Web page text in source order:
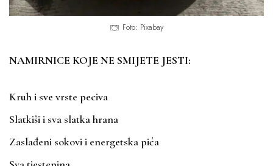
Foto: Pixabay
NAMIRNICE KOJE NE SMIJETE JESTI:
Kruh i sve vrste peciva
Slatkiši i sva slatka hrana
Zaslađeni sokovi i energetska pića